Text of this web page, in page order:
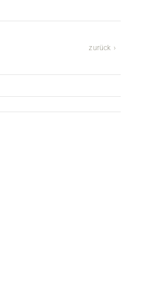
zurück